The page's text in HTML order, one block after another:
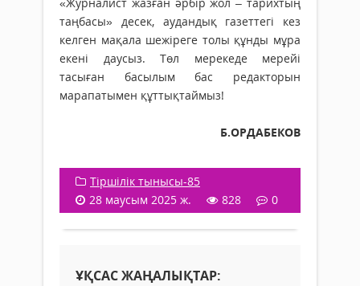
таңбасы» десек, аудандық газеттегі кез
келген мақала шежіреге толы құнды мұра
екені дау­сыз. Төл мерекеде мерейі
тасыған басылым бас редакторын
марапатымен құттықтаймыз!
Б.ОРДАБЕКОВ
Тіршілік тынысы-85
28 маусым 2025 ж.
828 0
ҰҚСАС ЖАҢАЛЫҚТАР: